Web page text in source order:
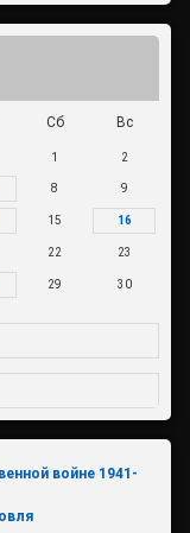
Сб Вс
1 2
8 9
15 16
22 23
29 30
войне 1941-